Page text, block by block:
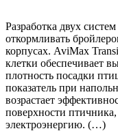
Разработка двух систем
откормливать
корпусах. AviMax
клетки обеспечивает
плотность посадки
показатель при
возрастает
поверхности
электроэнергию. (…)